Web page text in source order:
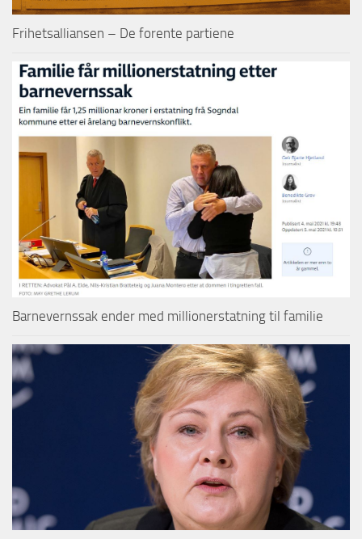
Frihetsalliansen – De forente partiene
Barnevernssak ender med millionerstatning til familie